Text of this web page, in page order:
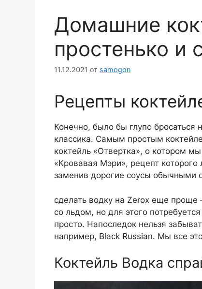
Домашние
простенько и
11.12.2021 от samogon
Рецепты
Конечно, было бы глупо бросаться
классика. Самым простым
коктейль «Отвертка», о котором
«Кровавая Мэри», рецепт
заменив дорогие соусы обычными
сделать водку на Zerox еще проще
со льдом, но для этого
просто. Напоследок нельзя
например, Black Russian. Мы все
Коктейль Водка